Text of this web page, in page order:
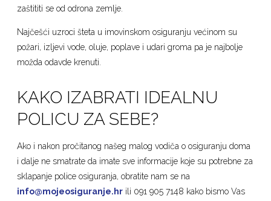
zaštititi se od odrona zemlje.
Najčešći uzroci šteta u imovinskom osiguranju većinom su
požari, izljevi vode, oluje, poplave i udari groma pa je najbolje
možda odavde krenuti.
KAKO IZABRATI IDEALNU
POLICU ZA SEBE?
Ako i nakon pročitanog našeg malog vodiča o osiguranju doma
i dalje ne smatrate da imate sve informacije koje su potrebne za
sklapanje police osiguranja, obratite nam se na
info@mojeosiguranje.hr ili 091 905 7148 kako bismo Vas